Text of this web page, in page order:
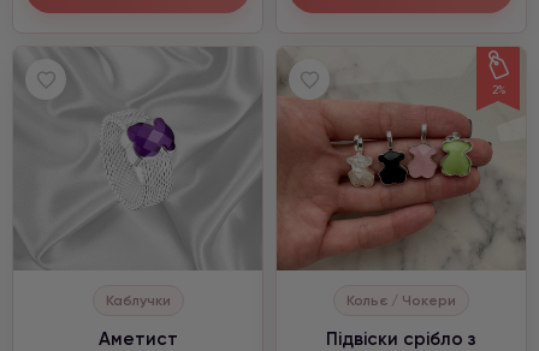
Каблучки
Аметист
2%
Кольє / Чокери
Підвіски срібло з